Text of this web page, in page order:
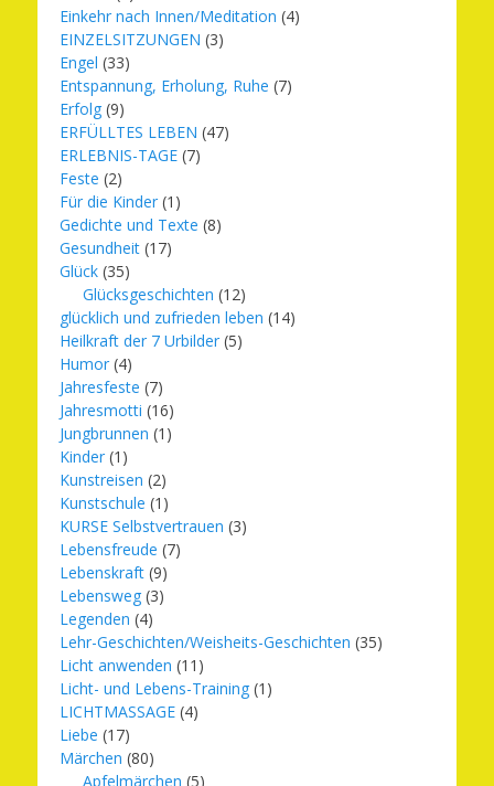
Einkehr nach Innen/Meditation (4)
EINZELSITZUNGEN (3)
Engel (33)
Entspannung, Erholung, Ruhe (7)
Erfolg (9)
ERFÜLLTES LEBEN (47)
ERLEBNIS-TAGE (7)
Feste (2)
Für die Kinder (1)
Gedichte und Texte (8)
Gesundheit (17)
Glück (35)
Glücksgeschichten (12)
glücklich und zufrieden leben (14)
Heilkraft der 7 Urbilder (5)
Humor (4)
Jahresfeste (7)
Jahresmotti (16)
Jungbrunnen (1)
Kinder (1)
Kunstreisen (2)
Kunstschule (1)
KURSE Selbstvertrauen (3)
Lebensfreude (7)
Lebenskraft (9)
Lebensweg (3)
Legenden (4)
Lehr-Geschichten/Weisheits-Geschichten (35)
Licht anwenden (11)
Licht- und Lebens-Training (1)
LICHTMASSAGE (4)
Liebe (17)
Märchen (80)
Apfelmärchen (5)